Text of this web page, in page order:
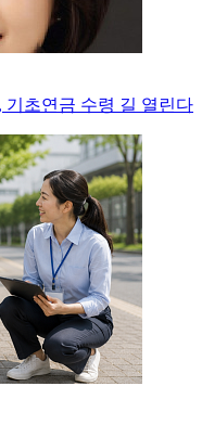
기초연금 수령 길 열린다